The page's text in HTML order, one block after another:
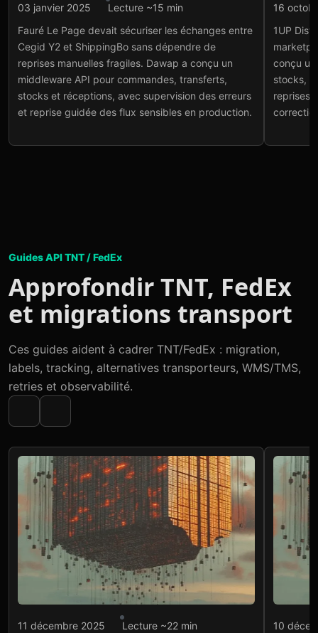
Intégration API
Fauré Le Page :
middleware API Cegid Y2
et ShippingBo
Voir le projet→
03 janvier 2025
Lecture ~15 min
Fauré Le Page devait sécuriser les échanges entre
Cegid Y2 et ShippingBo sans dépendre de
reprises manuelles fragiles. Dawap a conçu un
middleware API pour commandes, transferts,
stocks et réceptions, avec supervision des erreurs
et reprise guidée des flux sensibles en production.
16
1UP
conçu
stocks,
reprises
Guides API TNT / FedEx
Approfondir TNT, FedEx
et migrations transport
Ces guides aident à cadrer TNT/FedEx : migration,
labels, tracking, alternatives transporteurs, WMS/TMS,
retries et observabilité.
Intégration API
11 décembre 2025
Lecture ~22 min
10